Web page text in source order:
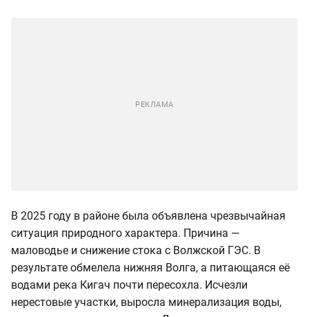
В 2025 году в районе была объявлена чрезвычайная
ситуация природного характера. Причина —
маловодье и снижение стока с Волжской ГЭС. В
результате обмелела нижняя Волга, а питающаяся её
водами река Кигач почти пересохла. Исчезли
нерестовые участки, выросла минерализация воды,